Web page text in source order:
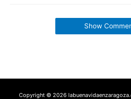
Show
Copyright © 2026